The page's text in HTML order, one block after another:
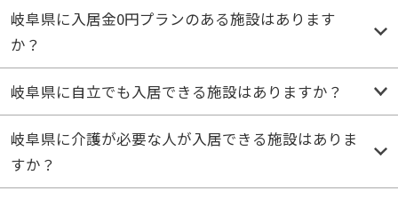
岐阜県に入居金0円プランのある施設はあります
か？
岐阜県に自立でも入居できる施設はありますか？
岐阜県に介護が必要な人が入居できる施設はありま
すか？